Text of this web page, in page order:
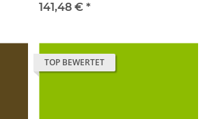
141,48 € *
TOP BEWERTET